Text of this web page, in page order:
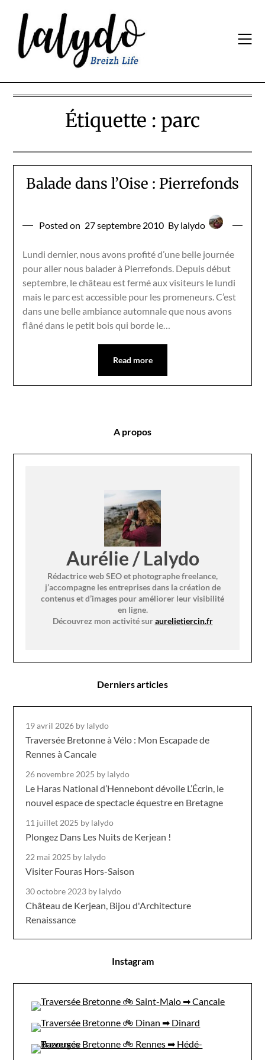
content
Étiquette : parc
Balade dans l’Oise : Pierrefonds
Posted on 27 septembre 2010 By lalydo
Lundi dernier, nous avons profité d’une belle journée
pour aller nous balader à Pierrefonds. Depuis début
septembre, le château est fermé aux visiteurs le lundi
mais le parc est accessible pour les promeneurs. C’est
dans une belle ambiance automnale que nous avons
flâné dans le petit bois qui borde le…
Read more
A propos
Aurélie / Lalydo
Rédactrice web SEO et photographe freelance,
j’accompagne les entreprises dans la création de
contenus et d’images pour améliorer leur visibilité
en ligne.
Découvrez mon activité suraurelietiercin.fr
Derniers articles
19 avril 2026 by lalydo
Traversée Bretonne à Vélo : Mon Escapade de
Rennes à Cancale
26 novembre 2025 by lalydo
Le Haras National d’Hennebont dévoile L’Écrin, le
nouvel espace de spectacle équestre en Bretagne
11 juillet 2025 by lalydo
Plongez Dans Les Nuits de Kerjean !
22 mai 2025 by lalydo
Visiter Fouras Hors-Saison
30 octobre 2023 by lalydo
Château de Kerjean, Bijou d'Architecture
Renaissance
Instagram